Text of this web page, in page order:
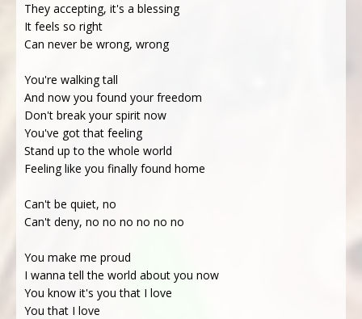
They accepting, it's a blessing
It feels so right
Can never be wrong, wrong
You're walking tall
And now you found your freedom
Don't break your spirit now
You've got that feeling
Stand up to the whole world
Feeling like you finally found home
Can't be quiet, no
Can't deny, no no no no no no
You make me proud
I wanna tell the world about you now
You know it's you that I love
You that I love